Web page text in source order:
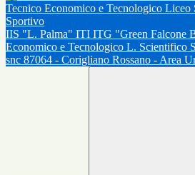
IIS "L. Palma" ITI ITG "Green Falcone
Economico e Tecnologico L. Scientifico
snc 87064 - Corigliano Rossano - Area